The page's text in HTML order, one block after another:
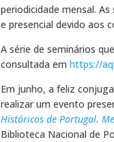
periodicidade mensal.
e presencial devido aos
A série de seminários
consultada emhttps://
Em junho, a feliz
realizar um evento
Históricos de Portugal.
Biblioteca Nacional de